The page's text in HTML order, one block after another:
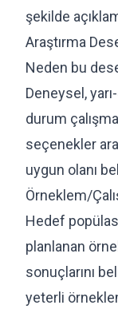
şekilde
Araştırma
Neden bu
Deneysel,
durum
seçenekler
uygun olanı
Örneklem/
Hedef
planlanan
sonuçlarını
yeterli